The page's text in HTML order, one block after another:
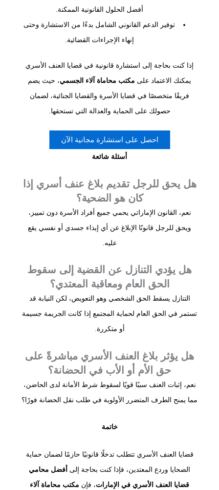
أفضل الحلول القانونية الممكنة.
توفير الدعم القانوني الشامل بدءًا من الاستشارة وحتى
إنهاء الإجراءات القضائية.
إذا كنت بحاجة إلى استشارة قانونية في قضايا العنف الأسري
يمكنك الاعتماد على مكتب محاماة آلاء الجسمي، حيث يضم
فريقًا متخصصًا في قضايا الأسرة والقضايا الجنائية، لضمان
حصولك على الحماية والعدالة التي تستحقها.
احصل على استشارة مجانية الآن
أسئلة شائعة
هل يحق للرجل تقديم بلاغ عنف أسري إذا
كان هو الضحية؟
نعم، القانون الإماراتي يحمي جميع أفراد الأسرة دون تمييز،
ويحق للرجل قانونًا الإبلاغ عن أي إيذاء جسدي أو نفسي يقع
عليه.
هل يؤدي التنازل عن القضية إلى سقوط
الحق العام ومعاقبة المعتدي؟
التنازل يسقط الحق الشخصي وهو التعويض، لكن النيابة قد
تستمر في الحق العام لحماية المجتمع إذا كانت الجريمة جسيمة
أو متكررة.
هل يؤثر بلاغ العنف الأسري مباشرةً على
حق الأم أو الأب في الحضانة؟
نعم، إثبات العنف سببًا قويًا لسقوط شرط الأمانة لدى الحاضن،
مما يمنح الطرف المتضرر الأولوية في طلب نقل الحضانة فورًا؟
خاتمة
قضايا العنف الأسري تتطلب تدخلًا قانونيًا حازمًا لضمان حماية
الضحايا وردع المعتدين، فإذا كنت بحاجة إلى أفضل محامي
قضايا العنف الأسري في الإمارات، فإن مكتب محاماة آلاء